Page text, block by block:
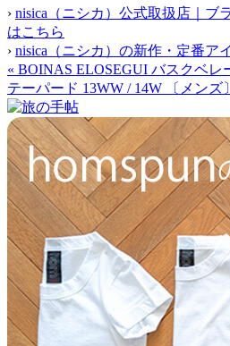
› nisica（ニシカ）公式取扱店｜ブ
はこちら
› nisica（ニシカ）の新作・定番ア
« BOINAS ELOSEGUI バスクベレ
テーパード 13WW / 14W 〔メンズ